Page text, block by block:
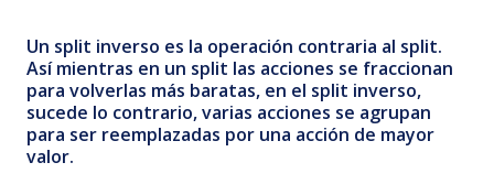
Un split inverso es la operación contraria al split.
Así mientras en un split las acciones se fraccionan
para volverlas más baratas, en el split inverso,
sucede lo contrario, varias acciones se agrupan
para ser reemplazadas por una acción de mayor
valor.